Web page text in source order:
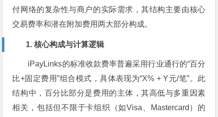
付网络的复杂性与商户的实际需求，其结构主要由核心
交易费率和潜在附加费用两大部分构成。
1. 核心构成与计算逻辑
iPayLinks的标准收款费率普遍采用行业通行的“百分
比+固定费用”组合模式，具体表现为“X% + Y元/笔”。此
结构中，百分比部分是费用的主体，其高低与多重因素
相关，包括但不限于卡组织（如Visa、Mastercard）的